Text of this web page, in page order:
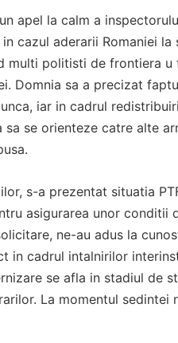
apel la calm a
cazul aderarii Romaniei la
multi politisti de frontiera
Domnia sa a precizat
iar in cadrul
se orienteze catre alte
s-a prezentat situatia
asigurarea unor conditii
ne-au adus la
in cadrul intalnirilor
se afla in stadiul de
La momentul sedintei